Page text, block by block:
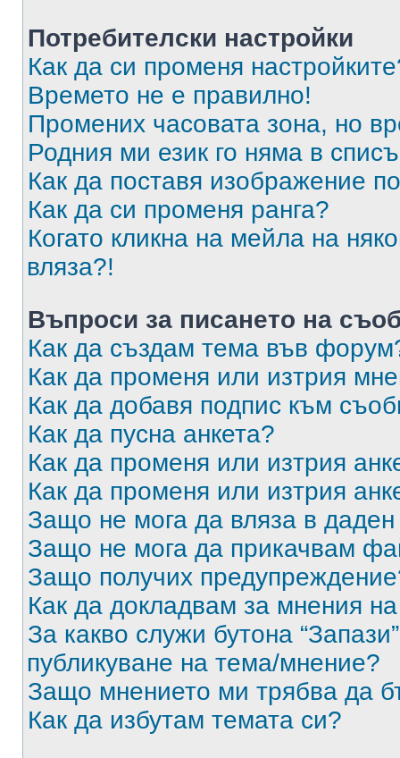
Потребителски настройки
Как да си променя
Времето не е правилно!
Промених часовата зона, но
Родния ми език го няма в
Как да поставя изображение
Как да си променя ранга?
Когато кликна на мейла на
вляза?!
Въпроси за писането на
Как да създам тема във
Как да променя или изтрия
Как да добавя подпис към
Как да пусна анкета?
Как да променя или изтрия
Как да променя или изтрия
Защо не мога да вляза в
Защо не мога да прикачвам
Защо получих
Как да докладвам за мнения
За какво служи бутона
публикуване на тема/мнение?
Защо мнението ми трябва да
Как да избутам темата си?